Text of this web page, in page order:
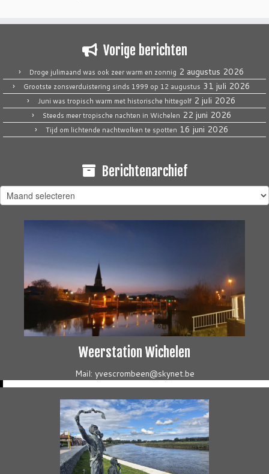
Vorige berichten
Droge julimaand was ook zeer warm en zonnig 2 augustus 2026
Grootste zonsverduistering sinds 1999 op 12 augustus 31 juli 2026
Juni was tropisch warm met historische hittegolf 2 juli 2026
Steeds meer tropische nachten in Wichelen 22 juni 2026
Tijd om lichtende nachtwolken te spotten 16 juni 2026
Berichtenarchief
Berichtenarchief
Weerstation Wichelen
Mail: yvescrombeen@skynet.be